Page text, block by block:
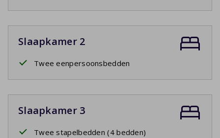
Slaapkamer 2
Twee eenpersoonsbedden
Slaapkamer 3
Twee stapelbedden (4 bedden)